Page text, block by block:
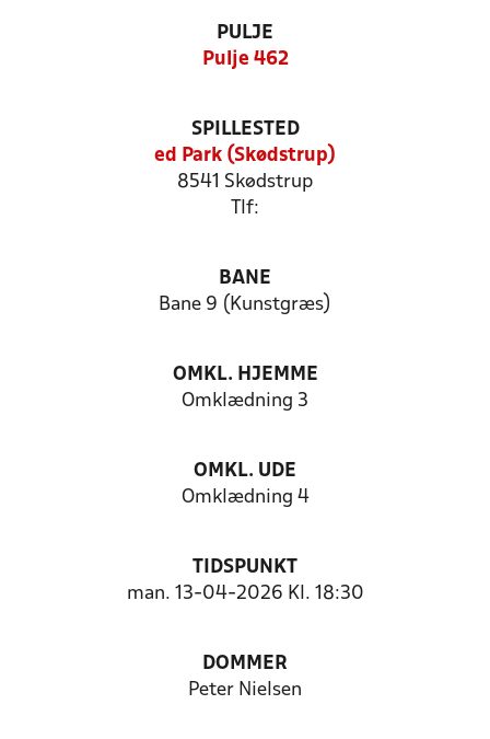
PULJE
Pulje 462
SPILLESTED
ed Park (Skødstrup)
8541 Skødstrup
Tlf:
BANE
Bane 9 (Kunstgræs)
OMKL. HJEMME
Omklædning 3
OMKL. UDE
Omklædning 4
TIDSPUNKT
man. 13-04-2026 Kl. 18:30
DOMMER
Peter Nielsen